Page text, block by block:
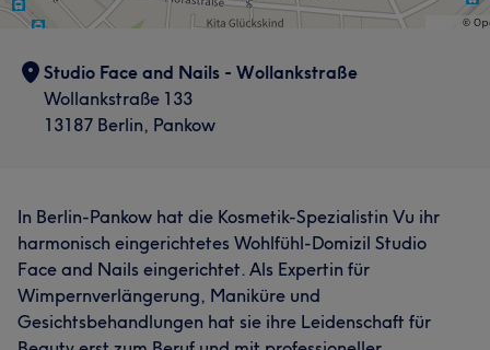
Studio Face and Nails - Wollankstraße
Wollankstraße 133
13187 Berlin, Pankow
In Berlin-Pankow hat die Kosmetik-Spezialistin Vu ihr
harmonisch eingerichtetes Wohlfühl-Domizil Studio
Face and Nails eingerichtet. Als Expertin für
Wimpernverlängerung, Maniküre und
Gesichtsbehandlungen hat sie ihre Leidenschaft für